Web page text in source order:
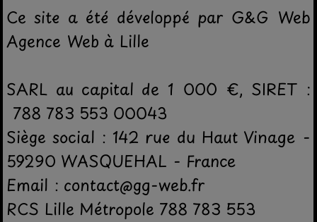
Ce site a été développé par G&G Web
Agence Web à Lille
SARL au capital de 1 000 €, SIRET :
788 783 553 00043
Siège social : 142 rue du Haut Vinage -
59290 WASQUEHAL - France
Email : contact@gg-web.fr
RCS Lille Métropole 788 783 553